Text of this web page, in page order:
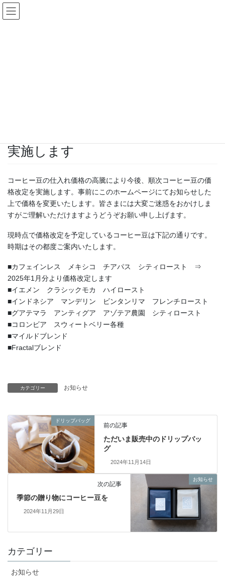
コ
ン
ナ
ビ
実施します
コーヒー豆の仕入れ価格の高騰により今後、順次コーヒー豆の価
格改定を実施します。事前にこのホームページにてお知らせした
上で価格を変更いたします。皆さまには大変ご迷惑をおかけしま
すがご理解いただけますようどうぞお願い申し上げます。
現時点で価格改定を予定しているコーヒー豆は下記の通りです。
時期はその都度ご案内いたします。
■カフェインレス メキシコ チアパス シティロースト ⇒
2025年1月分より価格改定します
■イエメン クラシックモカ ハイロースト
■インドネシア マンデリン ビンタンリマ フレンチロースト
■グアテマラ アンティグア アゾテア農園 シティロースト
■コロンビア スウィートベリー各種
■マイルドブレンド
■Fractalブレンド
カテゴリー お知らせ
ドリップバッグ
前の記事
ただいま販売中のドリップバッ
グ
2024年11月14日
お知らせ
次の記事
季節の贈り物にコーヒー豆を
2024年11月29日
カテゴリー
お知らせ